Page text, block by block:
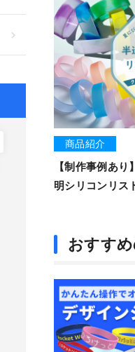
商品紹介
【制作事例あ
明シリコンリス
おすす